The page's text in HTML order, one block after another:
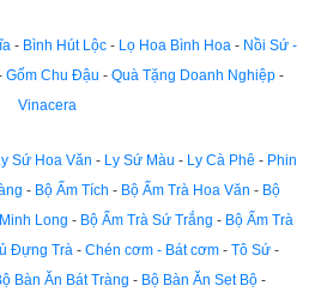
- Bình Hút Lộc - Lọ Hoa Bình Hoa - Nồi Sứ -
Gốm Chu Đậu - Quà Tặng Doanh Nghiệp -
Vinacera
Sứ Hoa Văn - Ly Sứ Màu - Ly Cà Phê - Phin
- Bộ Ấm Tích - Bộ Ấm Trà Hoa Văn - Bộ
Long - Bộ Ấm Trà Sứ Trắng - Bộ Ấm Trà
Đựng Trà - Chén cơm - Bát cơm - Tô Sứ -
Bàn Ăn Bát Tràng - Bộ Bàn Ăn Set Bộ -